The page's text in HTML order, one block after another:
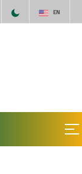
EN